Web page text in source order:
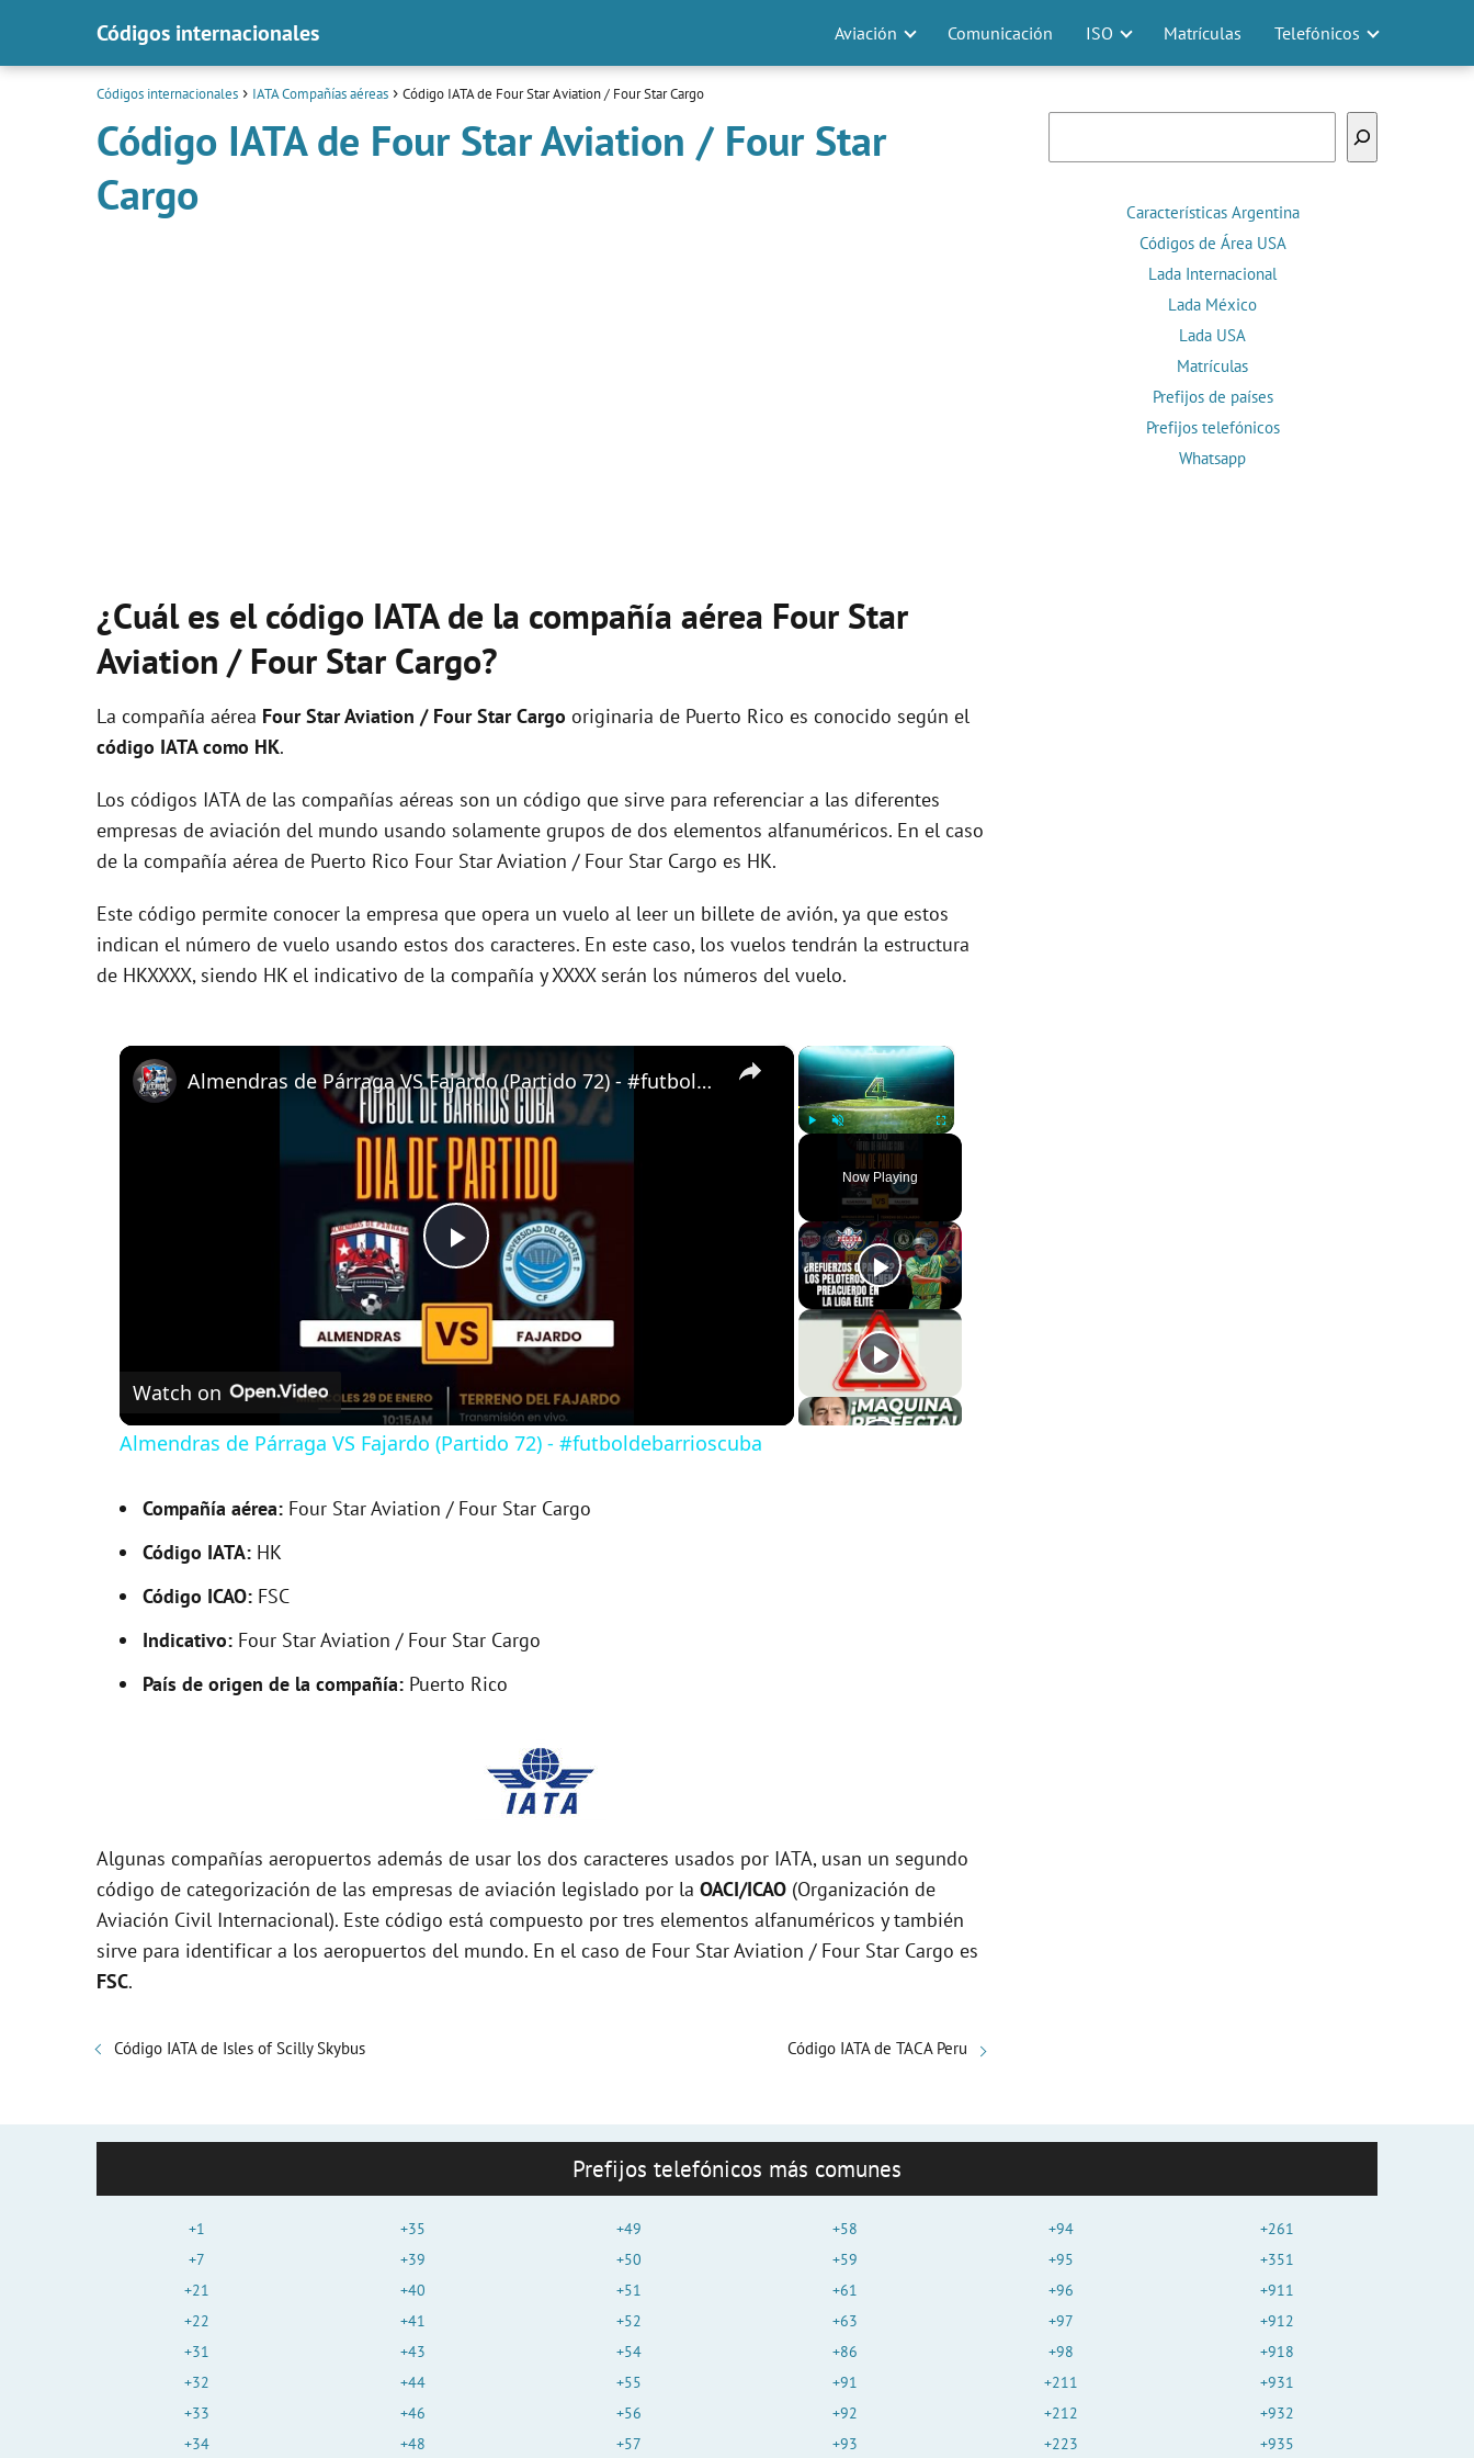
Códigos internacionales Aviación Comunicación ISO Matrículas Telefónicos
Códigos internacionales IATA Compañías aéreas Código IATA de Four Star Aviation / Four Star Cargo
Código IATA de Four Star Aviation / Four Star
Cargo
¿Cuál es el código IATA de la compañía aérea Four Star
Aviation / Four Star Cargo?
La compañía aérea Four Star Aviation / Four Star Cargo originaria de Puerto Rico es conocido según el
código IATA como HK.
Los códigos IATA de las compañías aéreas son un código que sirve para referenciar a las diferentes
empresas de aviación del mundo usando solamente grupos de dos elementos alfanuméricos. En el caso
de la compañía aérea de Puerto Rico Four Star Aviation / Four Star Cargo es HK.
Este código permite conocer la empresa que opera un vuelo al leer un billete de avión, ya que estos
indican el número de vuelo usando estos dos caracteres. En este caso, los vuelos tendrán la estructura
de HKXXXX, siendo HK el indicativo de la compañía y XXXX serán los números del vuelo.
×
Unmute Fullscreen
Now Playing
×
P
l
a
Almendras de Párraga VS Fajardo (Partido 72) - #futboldebarrioscuba
Watch on
Almendras de Párraga VS Fajardo (Partido 72) - #futboldebarrioscuba
Compañía aérea: Four Star Aviation / Four Star Cargo
Código IATA: HK
Código ICAO: FSC
Indicativo: Four Star Aviation / Four Star Cargo
País de origen de la compañía: Puerto Rico
Algunas compañías aeropuertos además de usar los dos caracteres usados por IATA, usan un segundo
código de categorización de las empresas de aviación legislado por la OACI/ICAO (Organización de
Aviación Civil Internacional). Este código está compuesto por tres elementos alfanuméricos y también
sirve para identificar a los aeropuertos del mundo. En el caso de Four Star Aviation / Four Star Cargo es
FSC.
Código IATA de Isles of Scilly Skybus Código IATA de TACA Peru
Características Argentina
Códigos de Área USA
Lada Internacional
Lada México
Lada USA
Matrículas
Prefijos de países
Prefijos telefónicos
Whatsapp
Prefijos telefónicos más comunes
+1
+7
+21
+22
+31
+32
+33
+34
+35
+39
+40
+41
+43
+44
+46
+48
+49
+50
+51
+52
+54
+55
+56
+57
+58
+59
+61
+63
+86
+91
+92
+93
+94
+95
+96
+97
+98
+211
+212
+223
+261
+351
+911
+912
+918
+931
+932
+935